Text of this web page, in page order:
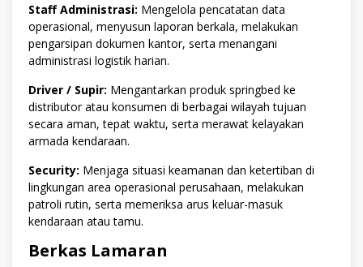
Staff Administrasi: Mengelola pencatatan data
operasional, menyusun laporan berkala, melakukan
pengarsipan dokumen kantor, serta menangani
administrasi logistik harian.
Driver / Supir: Mengantarkan produk springbed ke
distributor atau konsumen di berbagai wilayah tujuan
secara aman, tepat waktu, serta merawat kelayakan
armada kendaraan.
Security: Menjaga situasi keamanan dan ketertiban di
lingkungan area operasional perusahaan, melakukan
patroli rutin, serta memeriksa arus keluar-masuk
kendaraan atau tamu.
Berkas Lamaran